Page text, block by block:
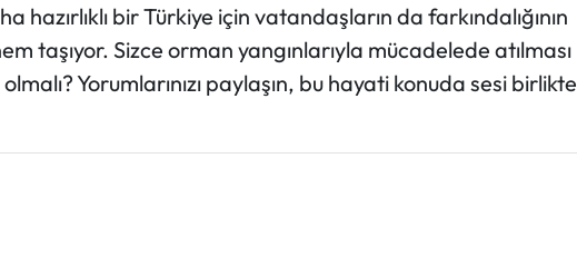
hazırlıklı bir Türkiye için vatandaşların da farkındalığının
taşıyor. Sizce orman yangınlarıyla mücadelede atılması
Yorumlarınızı paylaşın, bu hayati konuda sesi birlikte